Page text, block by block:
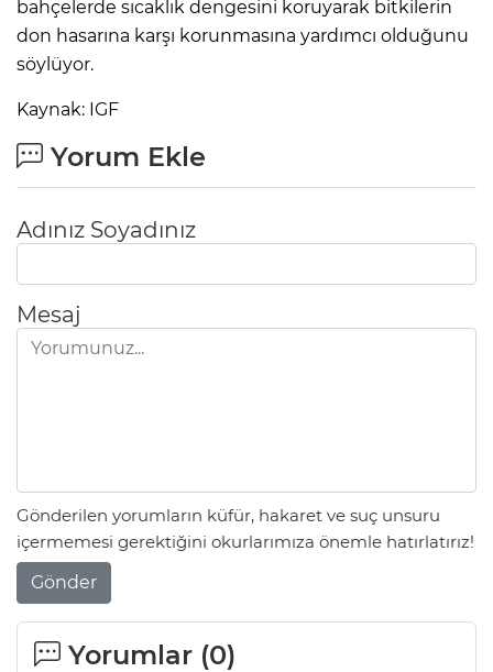
bahçelerde sıcaklık dengesini koruyarak bitkilerin
don hasarına karşı korunmasına yardımcı olduğunu
söylüyor.
Kaynak: IGF
Yorum Ekle
Adınız Soyadınız
Mesaj
Gönderilen yorumların küfür, hakaret ve suç unsuru
içermemesi gerektiğini okurlarımıza önemle hatırlatırız!
Gönder
Yorumlar (0)